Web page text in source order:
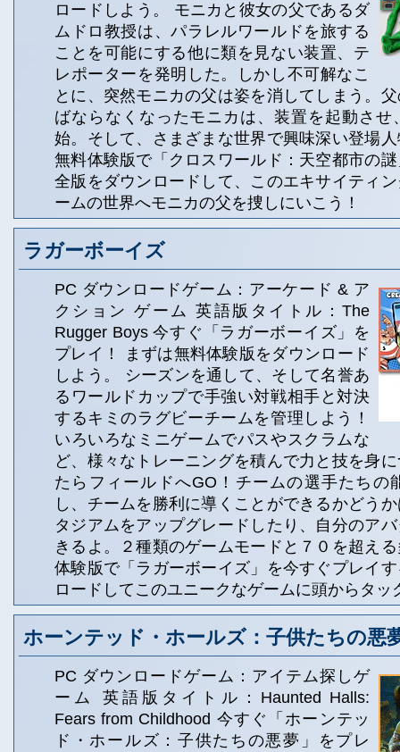
ロードしよう。 モニカと彼女の父であるダ
ムドロ教授は、パラレルワールドを旅する
ことを可能にする他に類を見ない装置、テ
レポーターを発明した。しかし不可解なこ
とに、突然モニカの父は姿を消してしまう。
ばならなくなったモニカは、装置を起動させ
始。そして、さまざまな世界で興味深い登場
無料体験版で「クロスワールド：天空都市の
全版をダウンロードして、このエキサイティ
ームの世界へモニカの父を捜しにいこう！
ラガーボーイズ
PC ダウンロードゲーム：アーケード & ア
クション ゲーム 英語版タイトル：The
Rugger Boys 今すぐ「ラガーボーイズ」を
プレイ！ まずは無料体験版をダウンロード
しよう。 シーズンを通して、そして名誉あ
るワールドカップで手強い対戦相手と対決
するキミのラグビーチームを管理しよう！
いろいろなミニゲームでパスやスクラムな
ど、様々なトレーニングを積んで力と技を身
たらフィールドへGO！チームの選手たちの
し、チームを勝利に導くことができるかどう
タジアムをアップグレードしたり、自分のア
きるよ。２種類のゲームモードと７０を超え
体験版で「ラガーボーイズ」を今すぐプレイ
ロードしてこのユニークなゲームに頭からタッ
ホーンテッド・ホールズ：子供たちの悪
PC ダウンロードゲーム：アイテム探しゲ
ーム 英語版タイトル：Haunted Halls:
Fears from Childhood 今すぐ「ホーンテッ
ド・ホールズ：子供たちの悪夢」をプレ